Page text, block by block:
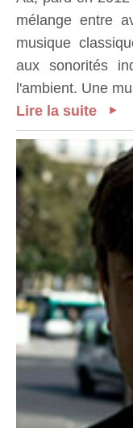
mélange entre
musique
aux sonorités
l'ambient. Une
Lire la suite